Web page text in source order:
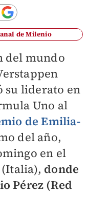
de Milenio
del mundo
su liderato en
Uno al
de Emilia-
del año,
en el
donde
Pérez (Red